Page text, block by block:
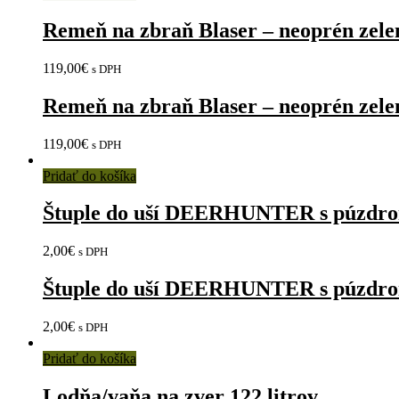
Remeň na zbraň Blaser – neoprén
119,00€ s DPH
Remeň na zbraň Blaser – neoprén
119,00€ s DPH
Pridať do košíka
Štuple do uší DEERHUNTER s
2,00€ s DPH
Štuple do uší DEERHUNTER s
2,00€ s DPH
Pridať do košíka